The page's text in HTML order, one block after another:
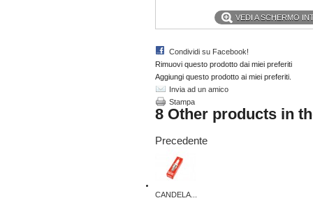
VEDI A SCHERMO
Condividi su Facebook!
Rimuovi questo prodotto dai miei preferiti
Aggiungi questo prodotto ai miei preferiti.
Invia ad un amico
Stampa
8 Other products in
Precedente
CANDELA...